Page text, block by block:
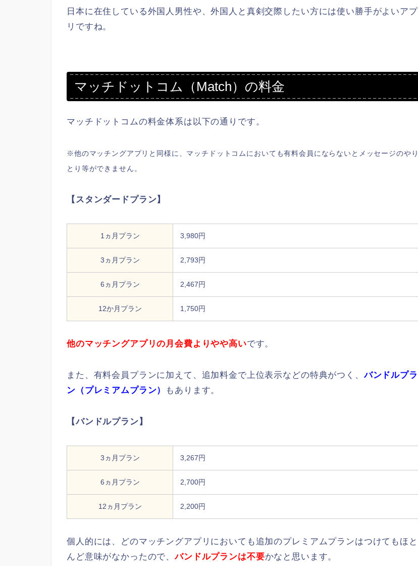
日本に在住している外国人男性や、外国人と真剣交際したい方には使い勝手がよいアプ
リですね。
マッチドットコム（Match）の料金
マッチドットコムの料金体系は以下の通りです。
※他のマッチングアプリと同様に、マッチドットコムにおいても有料会員にならないとメッセージのやり
とり等ができません。
【スタンダードプラン】
1ヵ月プラン 3,980円
3ヵ月プラン 2,793円
6ヵ月プラン 2,467円
12か月プラン 1,750円
他のマッチングアプリの月会費よりやや高いです。
また、有料会員プランに加えて、追加料金で上位表示などの特典がつく、バンドルプラ
ン（プレミアムプラン）
もあります。
【バンドルプラン】
3ヵ月プラン 3,267円
6ヵ月プラン 2,700円
12ヵ月プラン 2,200円
個人的には、どのマッチングアプリにおいても追加のプレミアムプランはつけてもほと
んど意味がなかったので、バンドルプランは不要かなと思います。